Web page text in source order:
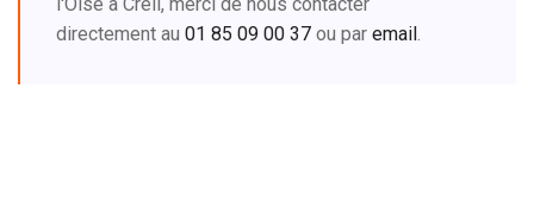
directement au 01 85 09 00 37 ou par email .